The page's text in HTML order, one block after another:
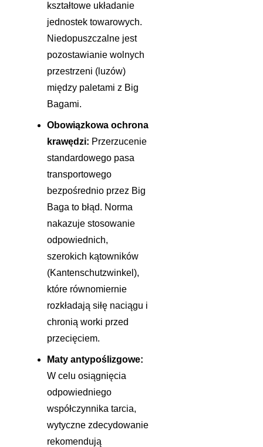
kształtowe układanie
jednostek towarowych.
Niedopuszczalne jest
pozostawianie wolnych
przestrzeni (luzów)
między paletami z Big
Bagami.
Obowiązkowa ochrona
krawędzi: Przerzucenie
standardowego pasa
transportowego
bezpośrednio przez Big
Baga to błąd. Norma
nakazuje stosowanie
odpowiednich,
szerokich kątowników
(Kantenschutzwinkel),
które równomiernie
rozkładają siłę naciągu i
chronią worki przed
przecięciem.
Maty antypoślizgowe:
W celu osiągnięcia
odpowiedniego
współczynnika tarcia,
wytyczne zdecydowanie
rekomendują